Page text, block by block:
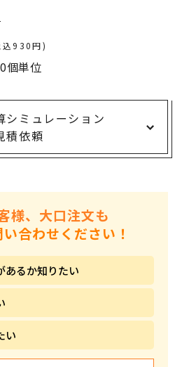
込930円)
個単位
シミュレーション
積依頼
様、大口注文も
合わせください！
あるか知りたい
い